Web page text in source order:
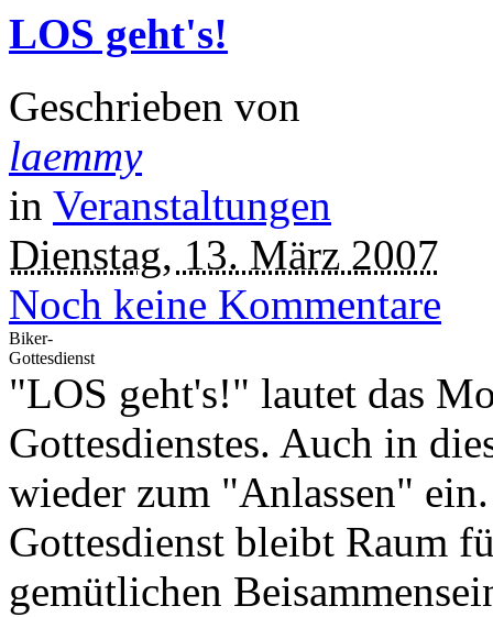
LOS geht's!
Geschrieben von
laemmy
in Veranstaltungen
Dienstag, 13. März 2007
Noch keine Kommentare
Biker-
Gottesdienst
"LOS geht's!" lautet das
Gottesdienstes. Auch in
wieder zum "Anlassen"
Gottesdienst bleibt Raum
gemütlichen